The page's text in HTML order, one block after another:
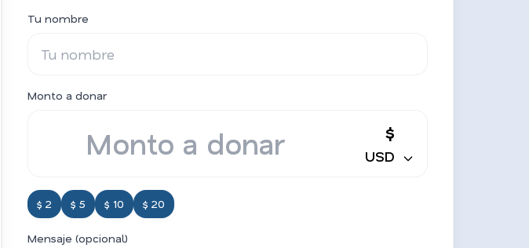
Tu nombre
Monto a donar
$
USD
$ 2 $ 5 $ 10 $ 20
Mensaje (opcional)